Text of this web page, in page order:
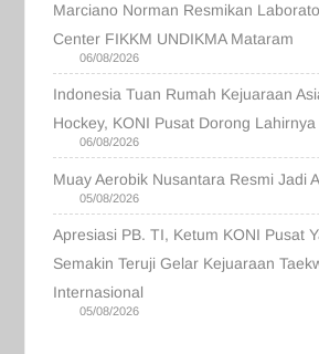
Marciano Norman Resmikan
Center FIKKM UNDIKMA Mataram
06/08/2026
Indonesia Tuan Rumah Kejuaraan
Hockey, KONI Pusat Dorong
06/08/2026
Muay Aerobik Nusantara Resmi Jadi
05/08/2026
Apresiasi PB. TI, Ketum KONI Pusat
Semakin Teruji Gelar Kejuaraan
Internasional
05/08/2026